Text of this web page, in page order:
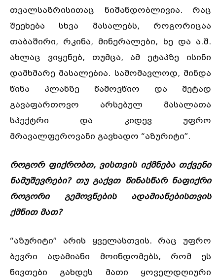
თვალსაზრისითაც ნიშანდობლივია. რაც
შეეხება სხვა მასალებს, როგორიცაა
თაბაშირი, რკინა, მინერალები, ხე და ა.შ.
ახლაც ვიყენებ, თუმცა, ამ ეტაპზე ისინი
დამხმარე მასალებია. სამომავლოდ, მინდა
წინა პლანზე წამოვწიო და მეტად
გავაფართოვო არსებულ მასალათა
სპექტრი და კიდევ უფრო
მრავალფეროვანი გავხადო “აზურიტი”.
როგორ ფიქრობთ, ვისთვის იქმნება თქვენი
ნამუშევრები? თუ გაქვთ წინასწარ ნაფიქრი
როგორი გემოვნების ადამიანებისთვის
ქმნით მათ?
“აზურიტი” არის ყველასთვის. რაც უფრო
ბევრი ადამიანი მოინდომებს, რომ ეს
ნივთები გახდეს მათი ყოველდღიური